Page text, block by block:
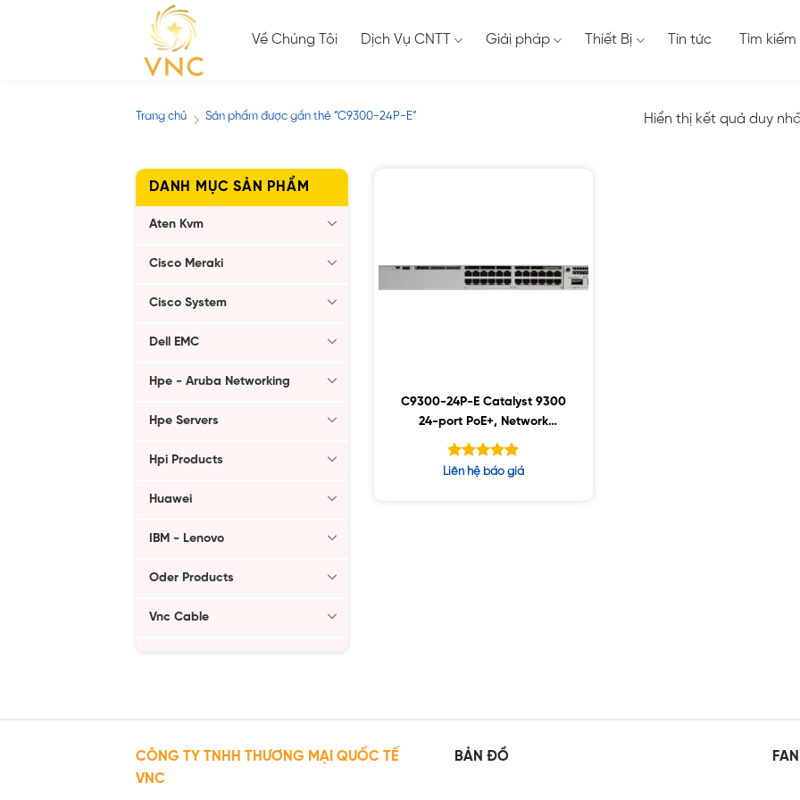
Về Chúng Tôi Dịch Vụ CNTT Giải pháp Thiết Bị Tin tức Tìm kiếm
Trang chủ / Sản phẩm được gắn thẻ “C9300-24P-E” Hiển thị kết quả duy
DANH MỤC SẢN PHẨM
Aten Kvm
Cisco Meraki
Cisco System
Dell EMC
Hpe - Aruba Networking
Hpe Servers
Hpi Products
Huawei
IBM - Lenovo
Oder Products
Vnc Cable
C9300-24P-E Catalyst 9300
24-port PoE+, Network
Essentials
Được xếp
Liên hệ báo giá
CÔNG TY TNHH THƯƠNG MẠI QUỐC TẾ
VNC
BẢN ĐỒ